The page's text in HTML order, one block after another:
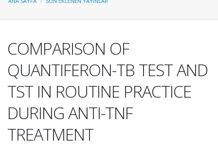
COMPARISON OF
QUANTIFERON-TB TEST AND
TST IN ROUTINE PRACTICE
DURING ANTI-TNF
TREATMENT